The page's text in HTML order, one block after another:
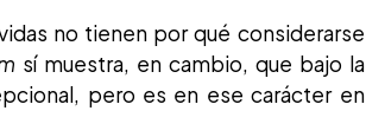
no tienen por qué considerarse
sí muestra, en cambio, que bajo la
pero es en ese carácter en